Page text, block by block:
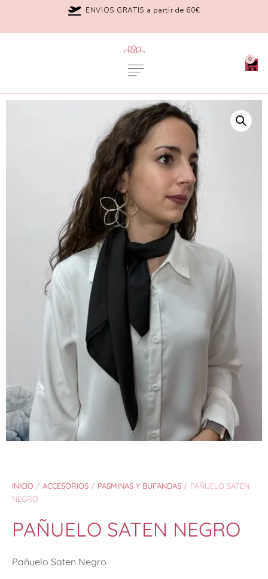
ENVIOS GRATIS a partir de 60€
0
INICIO / ACCESORIOS / PASMINAS Y BUFANDAS / PAÑUELO SATEN
NEGRO
PAÑUELO SATEN NEGRO
Pañuelo Saten Negro